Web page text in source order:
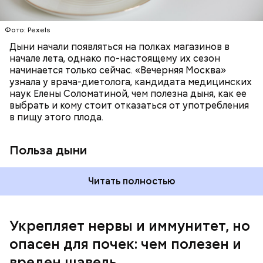
Фото: Pexels
Дыни начали появляться на полках магазинов в
начале лета, однако по-настоящему их сезон
начинается только сейчас. «Вечерняя Москва»
узнала у врача-диетолога, кандидата медицинских
наук Елены Соломатиной, чем полезна дыня, как ее
выбрать и кому стоит отказаться от употребления
в пищу этого плода.
Польза дыни
отлично поддерживают наше зрение;
калий — оказывает мочегонное действие,
поддерживает сердечно-сосудистую
систему и предотвращает скачки давления;
магний — помогает калию и не дает сосудам
спазмироваться.
Читать полностью
Укрепляет нервы и иммунитет, но
опасен для почек: чем полезен и
— Если человек уже болеет мочекаменной
По мнению специалиста, здоровому человеку
достаточно включать щавель в рацион несколько
раз в месяц. В небольших количествах в свежем